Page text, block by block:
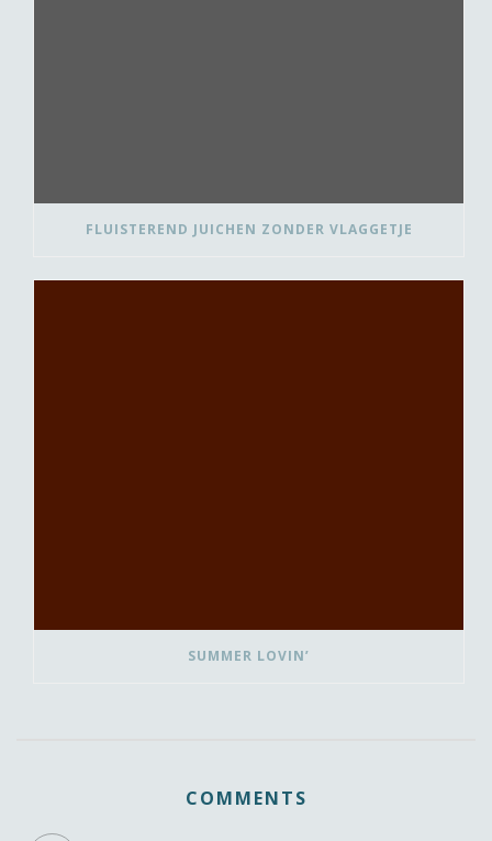
FLUISTEREND JUICHEN ZONDER VLAGGETJE
SUMMER LOVIN’
COMMENTS